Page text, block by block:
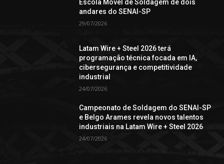
Escola Móvel de Soldagem de dois
andares do SENAI-SP
29/07/2026
Latam Wire + Steel 2026 terá
programação técnica focada em IA,
cibersegurança e competitividade
industrial
24/07/2026
Campeonato de Soldagem do SENAI-SP
e Belgo Arames revela novos talentos
industriais na Latam Wire + Steel 2026
24/07/2026